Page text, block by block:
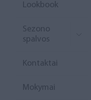
Lookbook
Sezono
spalvos
Kontaktai
Mokymai